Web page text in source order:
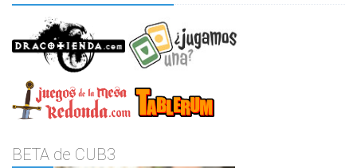
BETA de CUB3